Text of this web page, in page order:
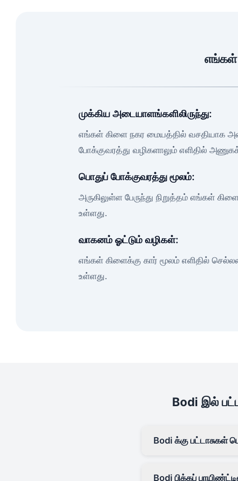
எங்கள்
முக்கிய அடையாளங்களிலிருந்து:
எங்கள் கிளை நகர மையத்தில் வசதியாக
போக்குவரத்து வழிகளாலும் எளிதில்
பொதுப் போக்குவரத்து மூலம்:
அருகிலுள்ள பேருந்து நிறுத்தம் எங்கள்
உள்ளது.
வாகனம் ஓட்டும் வழிகள்:
எங்கள் கிளைக்கு கார் மூலம் எளிதில்
உள்ளது.
Bodi இல்
Bodi க்கு பட்டாசுகள்
Bodi பிக்கப்